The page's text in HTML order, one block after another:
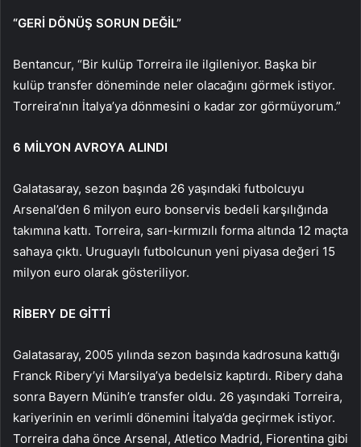
“GERİ DÖNÜŞ SORUN DEĞİL”
Bentancur, “Bir kulüp Torreira ile ilgileniyor. Başka bir
kulüp transfer döneminde neler olacağını görmek istiyor.
Torreira’nın İtalya’ya dönmesini o kadar zor görmüyorum.”
6 MİLYON AVROYA ALINDI
Galatasaray, sezon başında 26 yaşındaki futbolcuyu
Arsenal’den 6 milyon euro bonservis bedeli karşılığında
takımına kattı. Torreira, sarı-kırmızılı forma altında 12 maçta
sahaya çıktı. Uruguaylı futbolcunun yeni piyasa değeri 15
milyon euro olarak gösteriliyor.
RİBERY DE GİTTİ
Galatasaray, 2005 yılında sezon başında kadrosuna kattığı
Franck Ribery’yi Marsilya’ya bedelsiz kaptırdı. Ribery daha
sonra Bayern Münih’e transfer oldu. 26 yaşındaki Torreira,
kariyerinin en verimli dönemini İtalya’da geçirmek istiyor.
Torreira daha önce Arsenal, Atletico Madrid, Fiorentina gibi